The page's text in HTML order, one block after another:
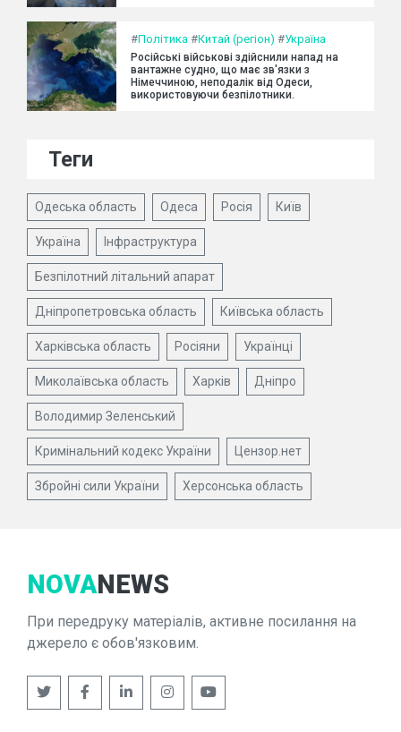
#Політика #Китай (регіон) #Україна
Російські військові здійснили напад на
вантажне судно, що має зв'язки з
Німеччиною, неподалік від Одеси,
використовуючи безпілотники.
Теги
Одеська область Одеса Росія Київ
Україна Інфраструктура
Безпілотний літальний апарат
Дніпропетровська область Київська область
Харківська область Росіяни Українці
Миколаївська область Харків Дніпро
Володимир Зеленський
Кримінальний кодекс України Цензор.нет
Збройні сили України Херсонська область
NOVANEWS
При передруку матеріалів, активне посилання на
джерело є обов'язковим.